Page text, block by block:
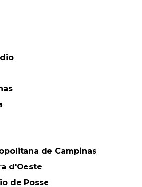
de Campinas
d'Oeste
de Posse